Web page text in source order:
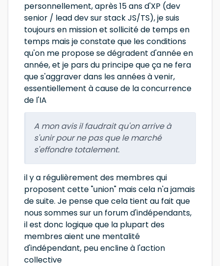
personnellement, après 15 ans d'XP (dev
senior / lead dev sur stack JS/TS), je suis
toujours en mission et sollicité de temps en
temps mais je constate que les conditions
qu'on me propose se dégradent d'année en
année, et je pars du principe que ça ne fera
que s'aggraver dans les années à venir,
essentiellement à cause de la concurrence
de l'IA
A mon avis il faudrait qu'on arrive à
s'unir pour ne pas que le marché
s'effondre totalement.
il y a régulièrement des membres qui
proposent cette "union" mais cela n'a jamais
de suite. Je pense que cela tient au fait que
nous sommes sur un forum d'indépendants,
il est donc logique que la plupart des
membres aient une mentalité
d'indépendant, peu encline à l'action
collective